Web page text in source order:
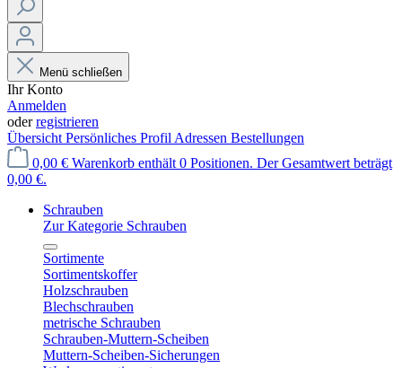
Menü schließen
Ihr Konto
Anmelden
oderregistrieren
Übersicht Persönliches Profil Adressen Bestellungen
0,00 € Warenkorb enthält 0 Positionen. Der Gesamtwert beträgt
0,00 €.
Schrauben
Zur Kategorie Schrauben
Sortimente
Sortimentskoffer
Holzschrauben
Blechschrauben
metrische Schrauben
Schrauben-Muttern-Scheiben
Muttern-Scheiben-Sicherungen